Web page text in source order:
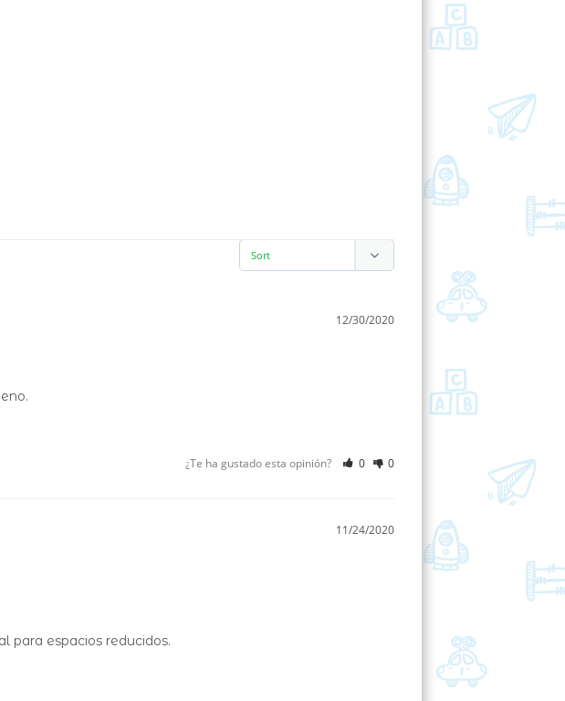
12/30/2020
¿Te ha gustado esta opinión? 0 0
11/24/2020